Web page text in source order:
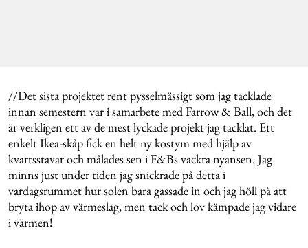
//Det sista projektet rent pysselmässigt som jag tacklade
innan semestern var i samarbete med Farrow & Ball, och det
är verkligen ett av de mest lyckade projekt jag tacklat. Ett
enkelt Ikea-skåp fick en helt ny kostym med hjälp av
kvartsstavar och målades sen i F&Bs vackra nyansen. Jag
minns just under tiden jag snickrade på detta i
vardagsrummet hur solen bara gassade in och jag höll på att
bryta ihop av värmeslag, men tack och lov kämpade jag vidare
i värmen!